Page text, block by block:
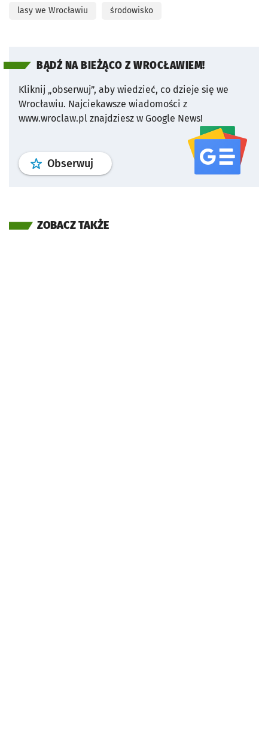
lasy we Wrocławiu środowisko
BĄDŹ NA BIEŻĄCO Z WROCŁAWIEM!
Kliknij „obserwuj”, aby wiedzieć, co dzieje się we
Wrocławiu. Najciekawsze wiadomości z
www.wroclaw.pl znajdziesz w Google News!
Obserwuj profil serwisu
ZOBACZ TAKŻE